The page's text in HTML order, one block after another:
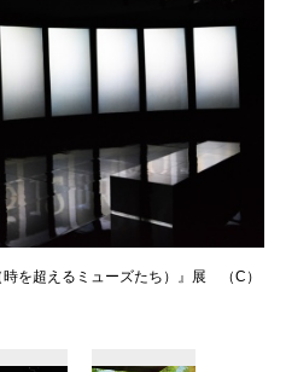
を超えるミューズたち）』展 （C）